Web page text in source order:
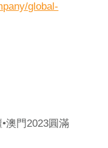
global-
澳門2023圓滿